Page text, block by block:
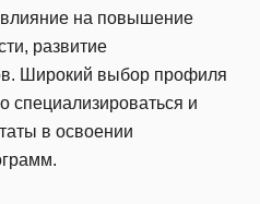
на повышение
развитие
Широкий выбор профиля
специализироваться и
в освоении